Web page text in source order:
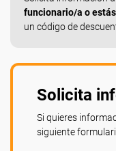
funcionario/a o
un código de
Solicita
Si quieres
siguiente